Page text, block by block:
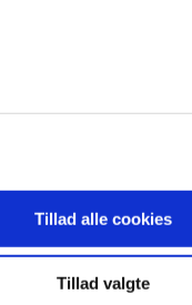
Tillad alle cookies
Tillad valgte